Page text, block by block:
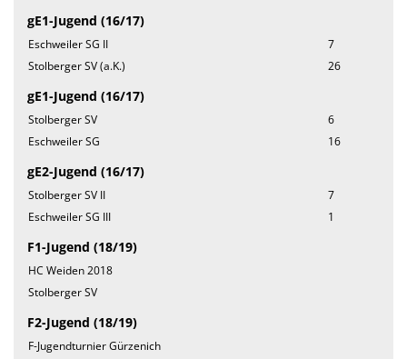
gE1-Jugend (16/17)
Eschweiler SG II
7
Stolberger SV (a.K.)
26
gE1-Jugend (16/17)
Stolberger SV
6
Eschweiler SG
16
gE2-Jugend (16/17)
Stolberger SV II
7
Eschweiler SG III
1
F1-Jugend (18/19)
HC Weiden 2018
Stolberger SV
F2-Jugend (18/19)
F-Jugendturnier Gürzenich